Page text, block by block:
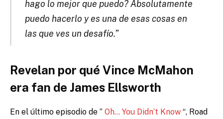
hago lo mejor que puedo? Absolutamente
puedo hacerlo y es una de esas cosas en
las que ves un desafío.”
Revelan por qué Vince McMahon
era fan de James Ellsworth
En el último episodio de ” Oh… You Didn’t Know “, Road